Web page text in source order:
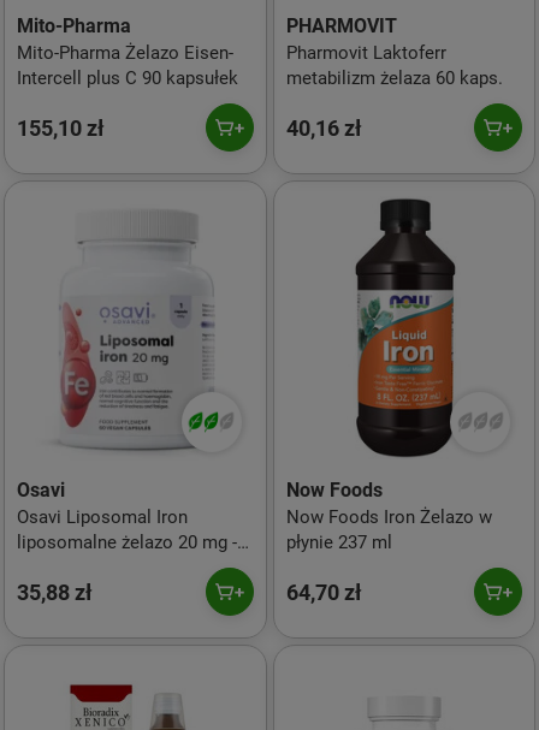
Mito-Pharma
Mito-Pharma Żelazo Eisen-
Intercell plus C 90 kapsułek
155,10 zł
PHARMOVIT
Pharmovit Laktoferr
metabilizm żelaza 60 kaps.
40,16 zł
Osavi
Osavi Liposomal Iron
liposomalne żelazo 20 mg -
35,88 zł
Now Foods
Now Foods Iron Żelazo w
płynie 237 ml
64,70 zł